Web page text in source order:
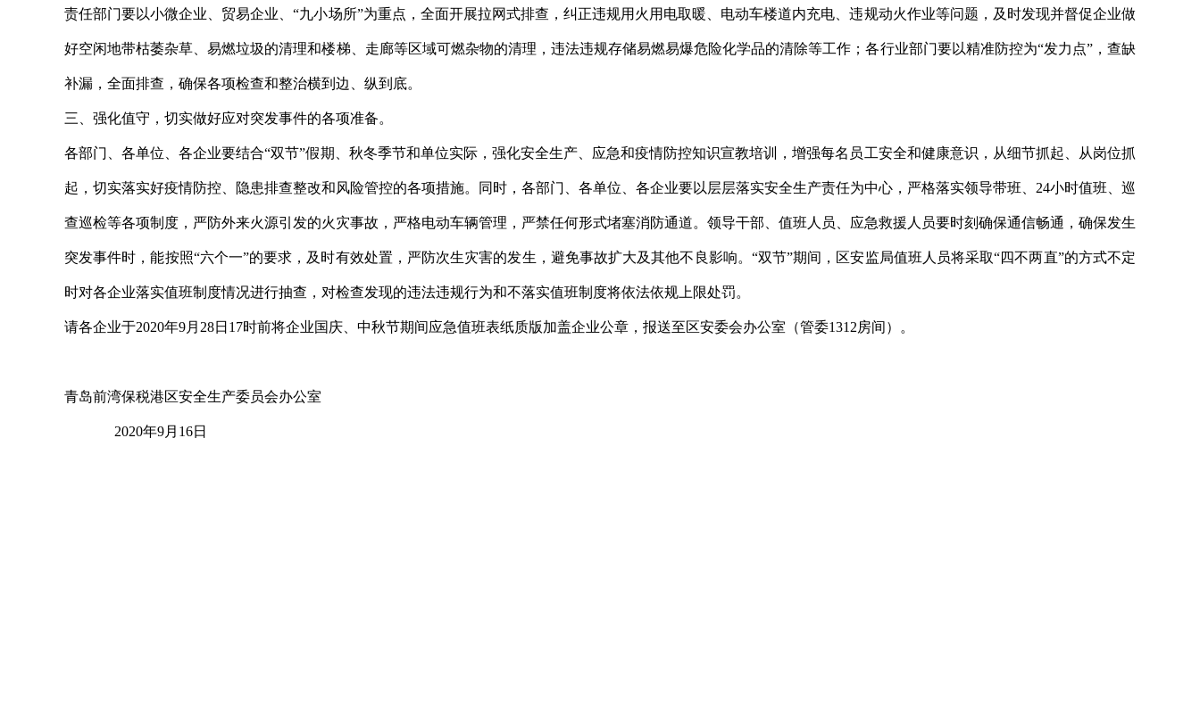
责任部门要以小微企业、贸易企业、“九小场所”为重点，全面开展拉网式排查，纠正违规用火用电取暖、电动车楼道内充电、违规动火作业等问题，及时发现并督促企业做
好空闲地带枯萎杂草、易燃垃圾的清理和楼梯、走廊等区域可燃杂物的清理，违法违规存储易燃易爆危险化学品的清除等工作；各行业部门要以精准防控为“发力点”，查缺
补漏，全面排查，确保各项检查和整治横到边、纵到底。
三、强化值守，切实做好应对突发事件的各项准备。
各部门、各单位、各企业要结合“双节”假期、秋冬季节和单位实际，强化安全生产、应急和疫情防控知识宣教培训，增强每名员工安全和健康意识，从细节抓起、从岗位抓
起，切实落实好疫情防控、隐患排查整改和风险管控的各项措施。同时，各部门、各单位、各企业要以层层落实安全生产责任为中心，严格落实领导带班、24小时值班、巡
查巡检等各项制度，严防外来火源引发的火灾事故，严格电动车辆管理，严禁任何形式堵塞消防通道。领导干部、值班人员、应急救援人员要时刻确保通信畅通，确保发生
突发事件时，能按照“六个一”的要求，及时有效处置，严防次生灾害的发生，避免事故扩大及其他不良影响。“双节”期间，区安监局值班人员将采取“四不两直”的方式不定
时对各企业落实值班制度情况进行抽查，对检查发现的违法违规行为和不落实值班制度将依法依规上限处罚。
请各企业于2020年9月28日17时前将企业国庆、中秋节期间应急值班表纸质版加盖企业公章，报送至区安委会办公室（管委1312房间）。
青岛前湾保税港区安全生产委员会办公室
2020年9月16日